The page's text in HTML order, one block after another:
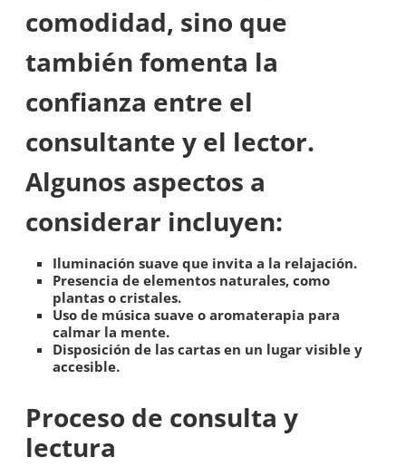
comodidad, sino que
también fomenta la
confianza entre el
consultante y el lector.
Algunos aspectos a
considerar incluyen:
Iluminación suave que invita a la relajación.
Presencia de elementos naturales, como
plantas o cristales.
Uso de música suave o aromaterapia para
calmar la mente.
Disposición de las cartas en un lugar visible y
accesible.
Proceso de consulta y
lectura